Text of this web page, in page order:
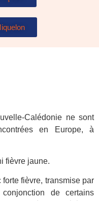
Calédonie ne sont
en Europe, à
fièvre jaune.
fièvre, transmise par
de certains